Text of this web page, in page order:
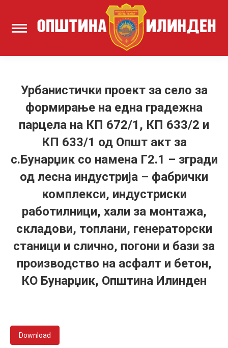
Урбанистички проект за село за
формирање на една градежна
парцела на КП 672/1, КП 633/2 и
КП 633/1 од Општ акт за
с.Бунарџик со намена Г2.1 – згради
од лесна индустрија – фабрички
комплекси, индустриски
работилници, хали за монтажа,
складови, топлани, генераторски
станици и слично, погони и бази за
производство на асфалт и бетон,
КО Бунарџик, Општина Илинден
Download